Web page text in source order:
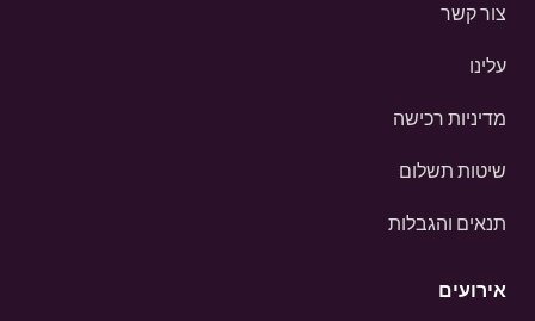
צור קשר
עלינו
מדיניות רכישה
שיטות תשלום
תנאים והגבלות
אירועים